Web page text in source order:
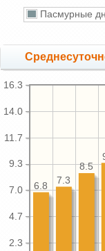
Пасмурные
2.3
4.7
7.0
9.3
11.7
14.0
16.3
8.5
7.3
6.8